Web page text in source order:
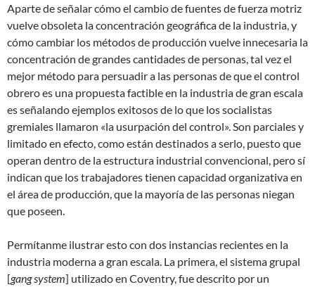
Aparte de señalar cómo el cambio de fuentes de fuerza motriz
vuelve obsoleta la concentración geográfica de la industria, y
cómo cambiar los métodos de producción vuelve innecesaria la
concentración de grandes cantidades de personas, tal vez el
mejor método para persuadir a las personas de que el control
obrero es una propuesta factible en la industria de gran escala
es señalando ejemplos exitosos de lo que los socialistas
gremiales llamaron «la usurpación del control». Son parciales y
limitado en efecto, como están destinados a serlo, puesto que
operan dentro de la estructura industrial convencional, pero sí
indican que los trabajadores tienen capacidad organizativa en
el área de producción, que la mayoría de las personas niegan
que poseen.
Permítanme ilustrar esto con dos instancias recientes en la
industria moderna a gran escala. La primera, el sistema grupal
[gang system] utilizado en Coventry, fue descrito por un